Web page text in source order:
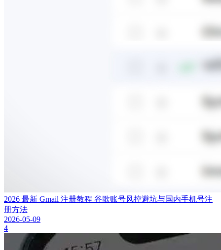
2026 最新 Gmail 注册教程 谷歌账号风控避坑与国内手机号注
册方法
2026-05-09
4